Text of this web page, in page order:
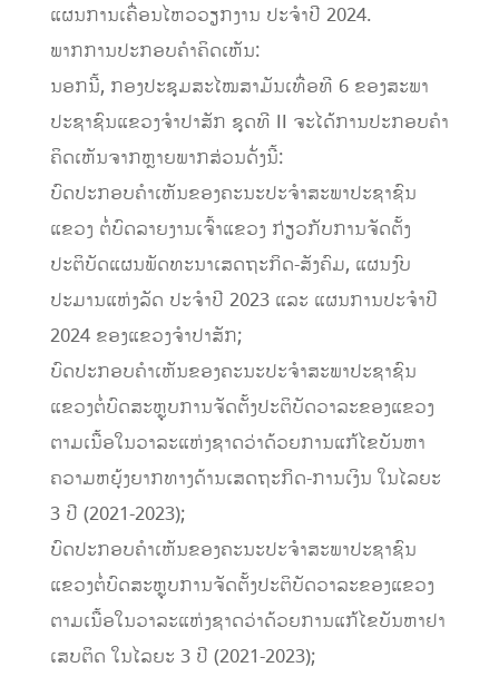
ແຜນການເຄື່ອນໄຫວວຽກງານ ປະຈໍາປີ 2024.
ພາກການປະກອບຄໍາຄິດເຫັນ:
ນອກນີ້, ກອງປະຊຸມສະໄໝສາມັນເທື່ອທີ 6 ຂອງສະພາ
ປະຊາຊົນແຂວງຈໍາປາສັກ ຊຸດທີ II ຈະໄດ້ການປະກອບຄໍາ
ຄິດເຫັນຈາກຫຼາຍພາກສ່ວນດັ່ງນີ້:
ບົດປະກອບຄໍາເຫັນຂອງຄະນະປະຈໍາສະພາປະຊາຊົນ
ແຂວງ ຕໍ່ບົດລາຍງານເຈົ້າແຂວງ ກ່ຽວກັບການຈັດຕັ້ງ
ປະຕິບັດແຜນພັດທະນາເສດຖະກິດ-ສັງຄົມ, ແຜນງົບ
ປະມານແຫ່ງລັດ ປະຈໍາປີ 2023 ແລະ ແຜນການປະຈໍາປີ
2024 ຂອງແຂວງຈໍາປາສັກ;
ບົດປະກອບຄໍາເຫັນຂອງຄະນະປະຈໍາສະພາປະຊາຊົນ
ແຂວງຕໍ່ບົດສະຫຼຸບການຈັດຕັ້ງປະຕິບັດວາລະຂອງແຂວງ
ຕາມເນື້ອໃນວາລະແຫ່ງຊາດວ່າດ້ວຍການແກ້ໄຂບັນຫາ
ຄວາມຫຍຸ້ງຍາກທາງດ້ານເສດຖະກິດ-ການເງິນ ໃນໄລຍະ
3 ປີ (2021-2023);
ບົດປະກອບຄໍາເຫັນຂອງຄະນະປະຈໍາສະພາປະຊາຊົນ
ແຂວງຕໍ່ບົດສະຫຼຸບການຈັດຕັ້ງປະຕິບັດວາລະຂອງແຂວງ
ຕາມເນື້ອໃນວາລະແຫ່ງຊາດວ່າດ້ວຍການແກ້ໄຂບັນຫາຢາ
ເສບຕິດ ໃນໄລຍະ 3 ປີ (2021-2023);